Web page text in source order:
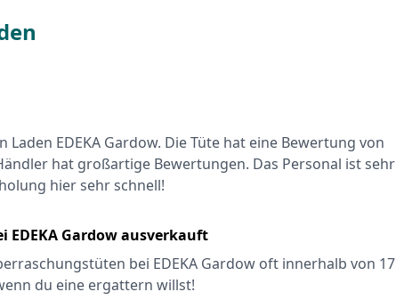
EDEKA Gardow. Die Tüte hat eine Bewertung von
hat großartige Bewertungen. Das Personal ist sehr
hier sehr schnell!
EDEKA Gardow ausverkauft
bei EDEKA Gardow oft innerhalb von 17
du eine ergattern willst!